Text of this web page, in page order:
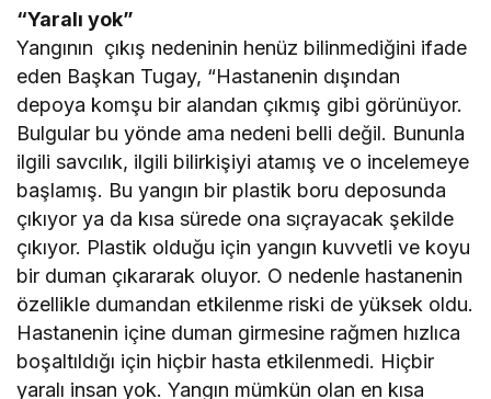
“Yaralı yok”
Yangının çıkış nedeninin henüz bilinmediğini ifade
eden Başkan Tugay, “Hastanenin dışından
depoya komşu bir alandan çıkmış gibi görünüyor.
Bulgular bu yönde ama nedeni belli değil. Bununla
ilgili savcılık, ilgili bilirkişiyi atamış ve o incelemeye
başlamış. Bu yangın bir plastik boru deposunda
çıkıyor ya da kısa sürede ona sıçrayacak şekilde
çıkıyor. Plastik olduğu için yangın kuvvetli ve koyu
bir duman çıkararak oluyor. O nedenle hastanenin
özellikle dumandan etkilenme riski de yüksek oldu.
Hastanenin içine duman girmesine rağmen hızlıca
boşaltıldığı için hiçbir hasta etkilenmedi. Hiçbir
yaralı insan yok. Yangın mümkün olan en kısa